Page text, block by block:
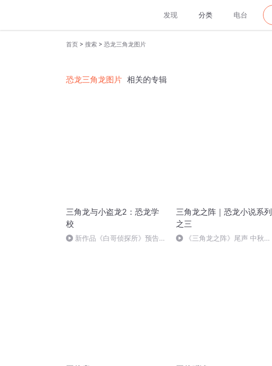
发现 分类 电台
首页 > 搜索 > 恐龙三角龙图片
恐龙三角龙图片 相关的专辑
三角龙与小盗龙2：恐龙学
校
新作品《白哥侦探所》预告片
三角龙之阵｜恐龙小说系列
之三
《三角龙之阵》尾声 中秋快